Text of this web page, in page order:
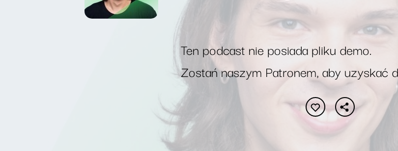
Ten podcast nie posiada pliku demo.
Zostań naszym Patronem, aby uzyskać